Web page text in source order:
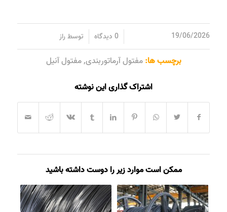
19/06/2026 0 دیدگاه توسطراز
برچسب ها: مفتول آرماتوربندی,مفتول آنیل
اشتراک گذاری این نوشته
ممکن است موارد زیر را دوست داشته باشید